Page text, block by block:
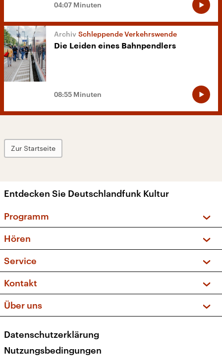
04:07 Minuten
Schleppende Verkehrswende
Die Leiden eines Bahnpendlers
08:55 Minuten
Zur Startseite
Entdecken Sie Deutschlandfunk Kultur
Programm
Sendungen und Podcasts
Musikliste
Kakadu – Das Kinderprogramm
Hören
Frequenzen (UKW + DAB+)
Service
FAQ
Apps
Newsletter
Veranstaltungen
Kontakt
Social Media
Über uns
Presse
Karriere
Datenschutzerklärung
Nutzungsbedingungen